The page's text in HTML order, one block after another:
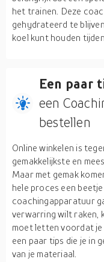
het trainen. Deze
gehydrateerd te
koel kunt houden
Een paar
een
bestellen
Online winkelen is
gemakkelijkste en
Maar met gemak
hele proces een
coachingapparatuur
verwarring wilt raken,
moet letten voordat
een paar tips die je in
van je materiaal.